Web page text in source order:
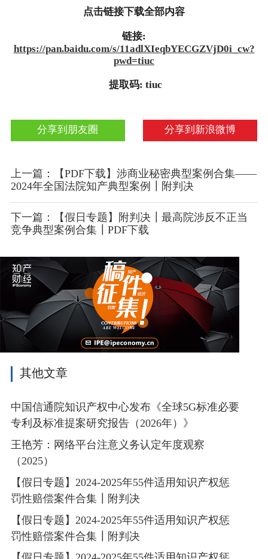
点击链接下载全部内容
链接:
https://pan.baidu.com/s/11adlXIeqbYECGZVjD0i_cw?
pwd=tiuc
提取码: tiuc
分享到新浪微博
分享到朋友圈
上一篇：【PDF下载】涉商业秘密典型案例合集——
2024年全国法院知产典型案例┃附判决
下一篇：【假日专题】附判决┃最高院涉反不正当
竞争典型案例合集┃PDF下载
其他文章
中国信通院知识产权中心发布《全球5G标准必要
专利及标准提案研究报告（2026年）》
王艳芳：网络平台注意义务认定年度观察
（2025）
【假日专题】2024-2025年55件适用知识产权惩
罚性赔偿案件合集┃附判决
【假日专题】2024-2025年55件适用知识产权惩
罚性赔偿案件合集┃附判决